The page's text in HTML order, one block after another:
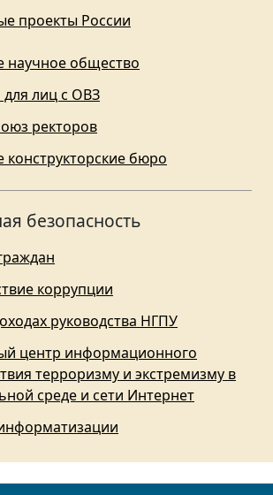
проекты России
научное общество
лиц с ОВЗ
ректоров
конструкторские бюро
безопасность
коррупции
руководства НГПУ
центр информационного
терроризму и экстремизму в
среде и сети Интернет